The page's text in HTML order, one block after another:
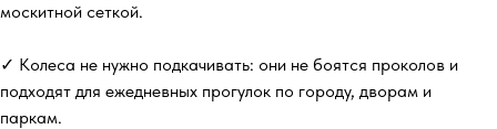
москитной сеткой.
✓ Колеса не нужно подкачивать: они не боятся проколов и
подходят для ежедневных прогулок по городу, дворам и
паркам.